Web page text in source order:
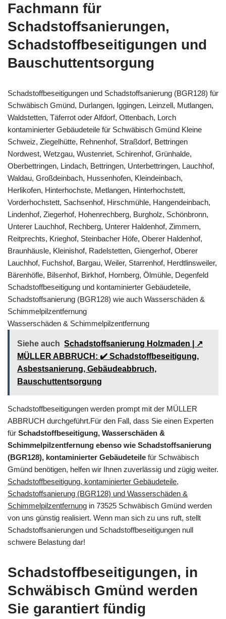
Fachmann für
Schadstoffsanierungen,
Schadstoffbeseitigungen und
Bauschuttentsorgung
Schadstoffbeseitigungen und Schadstoffsanierung (BGR128) für
Schwäbisch Gmünd, Durlangen, Iggingen, Leinzell, Mutlangen,
Waldstetten, Täferrot oder Alfdorf, Ottenbach, Lorch
kontaminierter Gebäudeteile für Schwäbisch Gmünd Kleine
Schweiz, Ziegelhütte, Rehnenhof, Straßdorf, Bettringen
Nordwest, Wetzgau, Wustenriet, Schirenhof, Grünhalde,
Oberbettringen, Lindach, Bettringen, Unterbettringen, Lauchhof,
Waldau, Großdeinbach, Hussenhofen, Kleindeinbach,
Herlikofen, Hinterhochste, Metlangen, Hinterhochstett,
Vorderhochstett, Sachsenhof, Hirschmühle, Hangendeinbach,
Lindenhof, Ziegerhof, Hohenrechberg, Burgholz, Schönbronn,
Unterer Lauchhof, Rechberg, Unterer Haldenhof, Zimmern,
Reitprechts, Krieghof, Steinbacher Höfe, Oberer Haldenhof,
Braunhäusle, Kleinishof, Radelstetten, Giengerhof, Oberer
Lauchhof, Fuchshof, Bargau, Weiler, Starrenhof, Herdtlinsweiler,
Bärenhöfle, Bilsenhof, Birkhof, Hornberg, Ölmühle, Degenfeld
Schadstoffbeseitigung und kontaminierter Gebäudeteile,
Schadstoffsanierung (BGR128) wie auch Wasserschäden &
Schimmelpilzentfernung
Wasserschäden & Schimmelpilzentfernung
Siehe auch Schadstoffsanierung Holzmaden | ↗️
MÜLLER ABBRUCH: ✔️ Schadstoffbeseitigung,
Asbestsanierung, Gebäudeabbruch,
Bauschuttentsorgung
Schadstoffbeseitigungen werden prompt mit der MÜLLER
ABBRUCH durchgeführt.Für den Fall, dass Sie einen Experten
für Schadstoffbeseitigung, Wasserschäden &
Schimmelpilzentfernung ebenso wie Schadstoffsanierung
(BGR128), kontaminierter Gebäudeteile für Schwäbisch
Gmünd benötigen, helfen wir Ihnen zuverlässig und zügig weiter.
Schadstoffbeseitigung, kontaminierter Gebäudeteile,
Schadstoffsanierung (BGR128) und Wasserschäden &
Schimmelpilzentfernung in 73525 Schwäbisch Gmünd werden
von uns günstig realisiert. Wenn man sich zu uns ruft, stellt
Schadstoffsanierungen und Schadstoffbeseitigungen null
schwere Belastung dar!
Schadstoffbeseitigungen, in
Schwäbisch Gmünd werden
Sie garantiert fündig